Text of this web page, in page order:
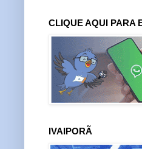
CLIQUE AQUI PARA
IVAIPORÃ